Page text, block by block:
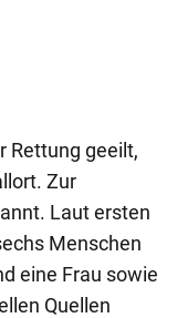
Rettung geeilt,
Zur
Laut ersten
Menschen
eine Frau sowie
Quellen